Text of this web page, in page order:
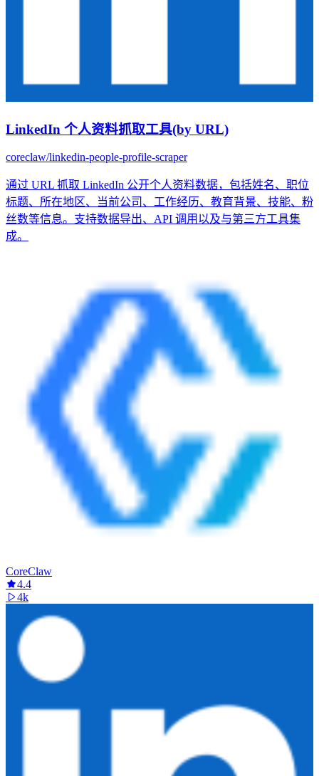
LinkedIn 个人资料抓取工具(by URL)
coreclaw/linkedin-people-profile-scraper
通过 URL 抓取 LinkedIn 公开个人资料数据，包括姓名、职位
标题、所在地区、当前公司、工作经历、教育背景、技能、粉
丝数等信息。支持数据导出、API 调用以及与第三方工具集
成。
CoreClaw
4.4
4k